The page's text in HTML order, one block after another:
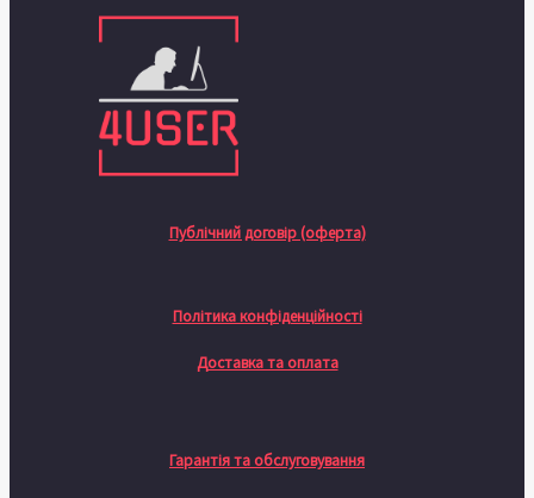
Публічний договір (оферта)
Політика конфіденційності
Доставка та оплата
Гарантія та обслуговування